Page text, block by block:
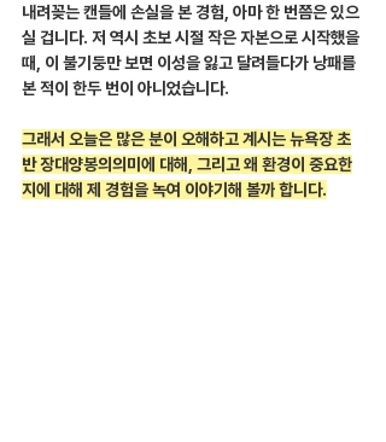
내려꽂는 캔들에 손실을 본 경험, 아마 한 번쯤은 있으
실 겁니다. 저 역시 초보 시절 작은 자본으로 시작했을
때, 이 불기둥만 보면 이성을 잃고 달려들다가 낭패를
본 적이 한두 번이 아니었습니다.
그래서 오늘은 많은 분이 오해하고 계시는 뉴욕장 초
반 장대양봉의의미에 대해, 그리고 왜 환경이 중요한
지에 대해 제 경험을 녹여 이야기해 볼까 합니다.